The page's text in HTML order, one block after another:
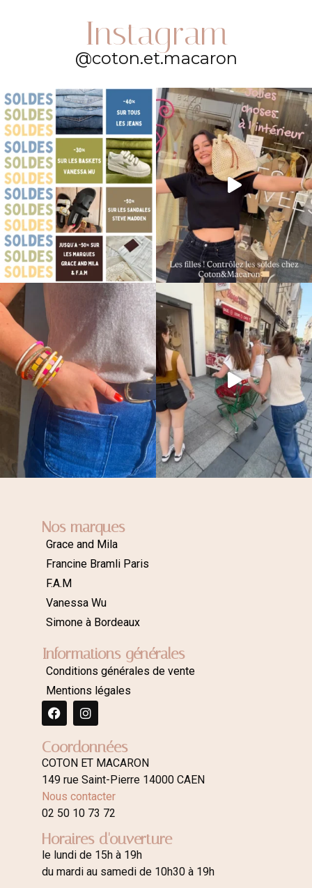
Instagram
@coton.et.macaron
Nos marques
Grace and Mila
Francine Bramli Paris
F.A.M
Vanessa Wu
Simone à Bordeaux
Informations générales
Conditions générales de vente
Mentions légales
Coordonnées
COTON ET MACARON
149 rue Saint-Pierre 14000 CAEN
Nous contacter
02 50 10 73 72
Horaires d'ouverture
le lundi de 15h à 19h
du mardi au samedi de 10h30 à 19h